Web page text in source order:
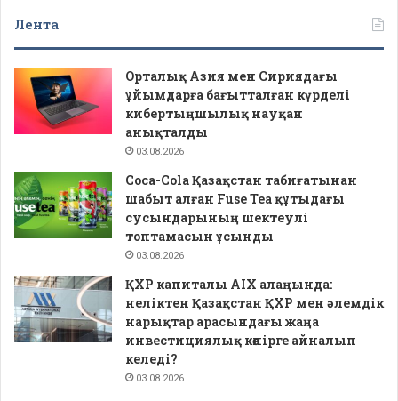
Лента
Орталық Азия мен Сириядағы
ұйымдарға бағытталған күрделі
кибертыңшылық науқан
анықталды
03.08.2026
Coca-Cola Қазақстан табиғатынан
шабыт алған Fuse Tea құтыдағы
сусындарының шектеулі
топтамасын ұсынды
03.08.2026
ҚХР капиталы AIX алаңында:
неліктен Қазақстан ҚХР мен әлемдік
нарықтар арасындағы жаңа
инвестициялық көпірге айналып
келеді?
03.08.2026